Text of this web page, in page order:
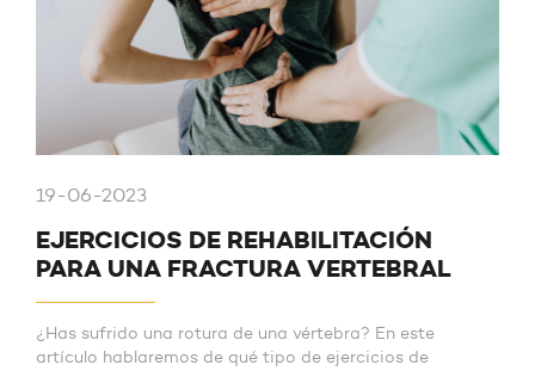
19-06-2023
EJERCICIOS DE REHABILITACIÓN
PARA UNA FRACTURA VERTEBRAL
¿Has sufrido una rotura de una vértebra? En este
artículo hablaremos de qué tipo de ejercicios de